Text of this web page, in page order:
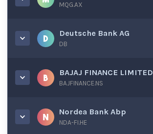
MQG.AX
Deutsche Bank AG
DB
BAJAJ FINANCE LIMITED
BAJFINANCE.NS
Nordea Bank Abp
NDA-FI.HE